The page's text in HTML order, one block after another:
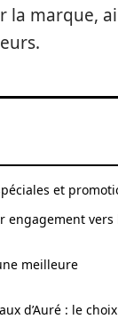
la marque,
et
engagement vers
meilleure
d’Auré : le choix